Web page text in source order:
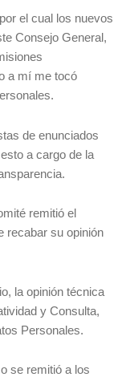
el cual los nuevos
Consejo General,
a mí me tocó
de enunciados
a cargo de la
remitió el
recabar su opinión
la opinión técnica
y Consulta,
Personales.
se remitió a los